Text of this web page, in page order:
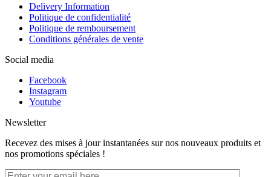
Delivery Information
Politique de confidentialité
Politique de remboursement
Conditions générales de vente
Social media
Facebook
Instagram
Youtube
Newsletter
Recevez des mises à jour instantanées sur nos nouveaux produits et
nos promotions spéciales !